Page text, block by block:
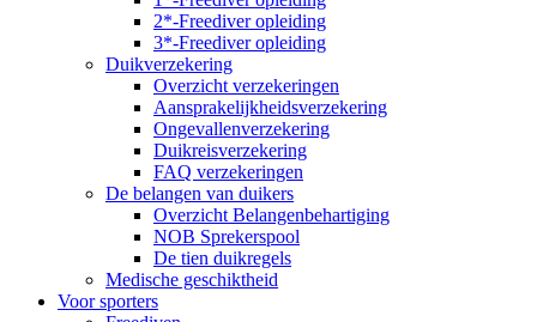
2*-Freediver opleiding
3*-Freediver opleiding
Duikverzekering
Overzicht verzekeringen
Aansprakelijkheidsverzekering
Ongevallenverzekering
Duikreisverzekering
FAQ verzekeringen
De belangen van duikers
Overzicht Belangenbehartiging
NOB Sprekerspool
De tien duikregels
Medische geschiktheid
Voor sporters